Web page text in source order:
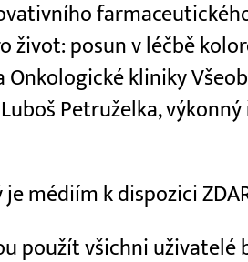
život: posun v léčbě
Onkologické kliniky
Petruželka, výkonný
médiím k dispozici
použít všichni uživatelé